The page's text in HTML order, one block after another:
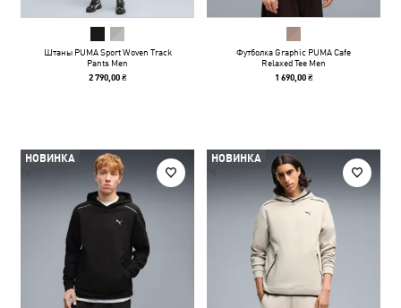
Штаны PUMA Sport Woven Track
Pants Men
2 790,00 ₴
Футболка Graphic PUMA Cafe
Relaxed Tee Men
1 690,00 ₴
НОВИНКА НОВИНКА